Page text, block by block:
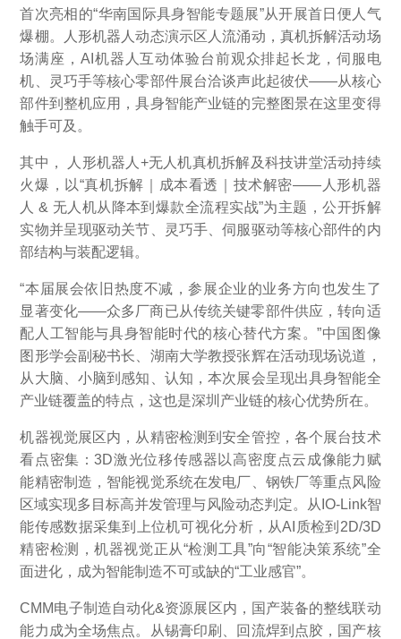
首次亮相的“华南国际具身智能专题展”从开展首日便人气
爆棚。人形机器人动态演示区人流涌动，真机拆解活动场
场满座，AI机器人互动体验台前观众排起长龙，伺服电
机、灵巧手等核心零部件展台洽谈声此起彼伏——从核心
部件到整机应用，具身智能产业链的完整图景在这里变得
触手可及。
其中， 人形机器人+无人机真机拆解及科技讲堂活动持续
火爆，以“真机拆解｜成本看透｜技术解密——人形机器
人 & 无人机从降本到爆款全流程实战”为主题，公开拆解
实物并呈现驱动关节、灵巧手、伺服驱动等核心部件的内
部结构与装配逻辑。
“本届展会依旧热度不减，参展企业的业务方向也发生了
显著变化——众多厂商已从传统关键零部件供应，转向适
配人工智能与具身智能时代的核心替代方案。”中国图像
图形学会副秘书长、湖南大学教授张辉在活动现场说道，
从大脑、小脑到感知、认知，本次展会呈现出具身智能全
产业链覆盖的特点，这也是深圳产业链的核心优势所在。
机器视觉展区内，从精密检测到安全管控，各个展台技术
看点密集：3D激光位移传感器以高密度点云成像能力赋
能精密制造，智能视觉系统在发电厂、钢铁厂等重点风险
区域实现多目标高并发管理与风险动态判定。从IO-Link智
能传感数据采集到上位机可视化分析，从AI质检到2D/3D
精密检测，机器视觉正从“检测工具”向“智能决策系统”全
面进化，成为智能制造不可或缺的“工业感官”。
CMM电子制造自动化&资源展区内，国产装备的整线联动
能力成为全场焦点。从锡膏印刷、回流焊到点胶，国产核